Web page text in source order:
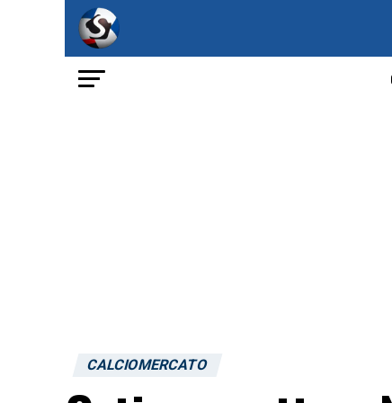
CALCIOMERCATO